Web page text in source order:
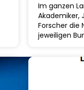
Im ganzen
Akademiker,
Forscher die
jeweiligen